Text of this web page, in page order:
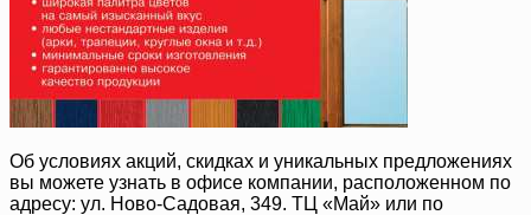
Об условиях акций, скидках и уникальных предложениях
вы можете узнать в офисе компании, расположенном по
адресу: ул. Ново-Садовая, 349. ТЦ «Май» или по